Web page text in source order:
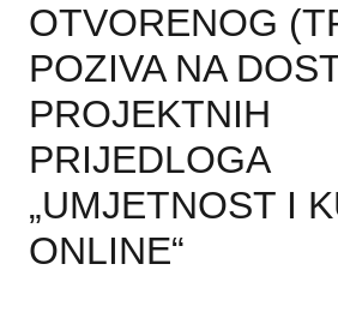
OTVORENOG
POZIVA NA
PROJEKTNIH
PRIJEDLOGA
„UMJETNOST I
ONLINE“